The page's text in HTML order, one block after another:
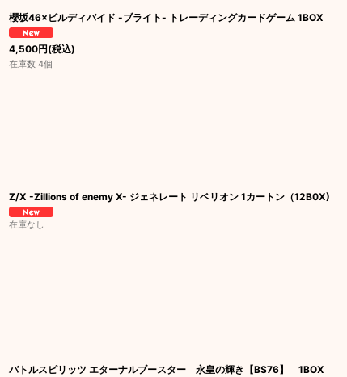
櫻坂46×ビルディバイド -ブライト- トレーディングカードゲーム 1BOX
4,500円(税込)
在庫数 4個
Z/X -Zillions of enemy X- ジェネレート リベリオン 1カートン（12B0X)
在庫なし
バトルスピリッツ エターナルブースター 永皇の輝き【BS76】 1BOX